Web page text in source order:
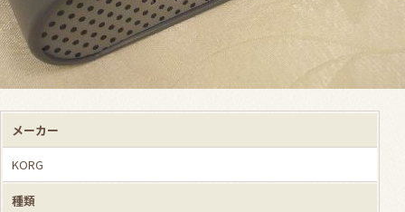
メーカー
KORG
種類